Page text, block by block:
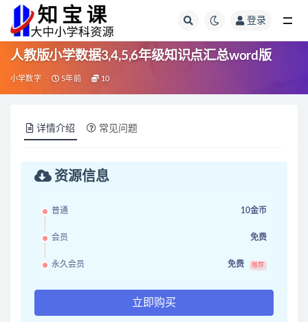
登录
人教版小学数据3,4,5,6年级知识点汇总word版
小学数字 5年前 10
详情介绍 常见问题
资源信息
普通 10金币
会员 免费
永久会员 免费 推荐
立即购买
全部